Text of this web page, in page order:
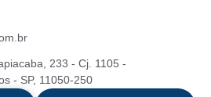
233 - Cj. 1105 -
- SP, 11050-250